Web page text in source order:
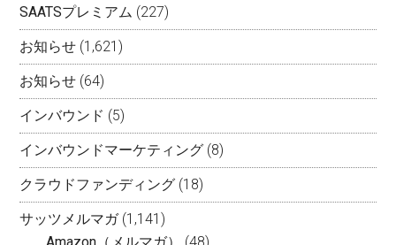
SAATSプレミアム (227)
お知らせ (1,621)
お知らせ (64)
インバウンド (5)
インバウンドマーケティング (8)
クラウドファンディング (18)
サッツメルマガ(1,141)